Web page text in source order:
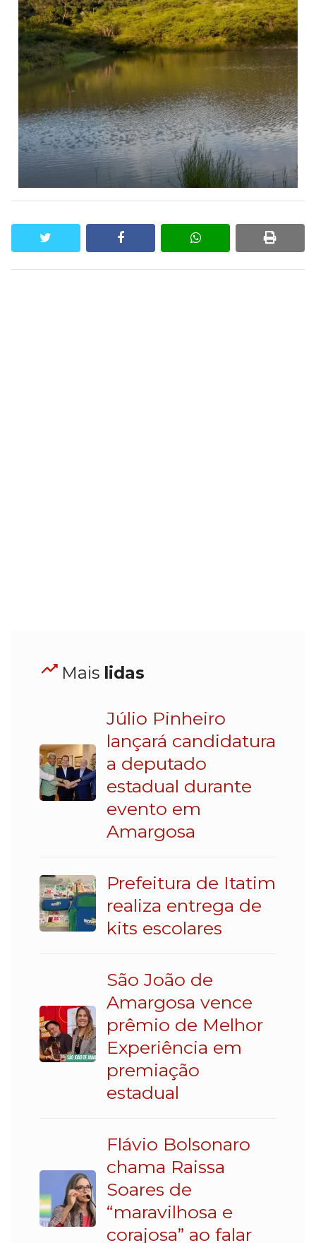
facebook whatsapp print
Mais lidas
Júlio Pinheiro
lançará candidatura
a deputado
estadual durante
evento em
Amargosa
Prefeitura de Itatim
realiza entrega de
kits escolares
São João de
Amargosa vence
prêmio de Melhor
Experiência em
premiação
estadual
Flávio Bolsonaro
chama Raissa
Soares de
“maravilhosa e
corajosa” ao falar